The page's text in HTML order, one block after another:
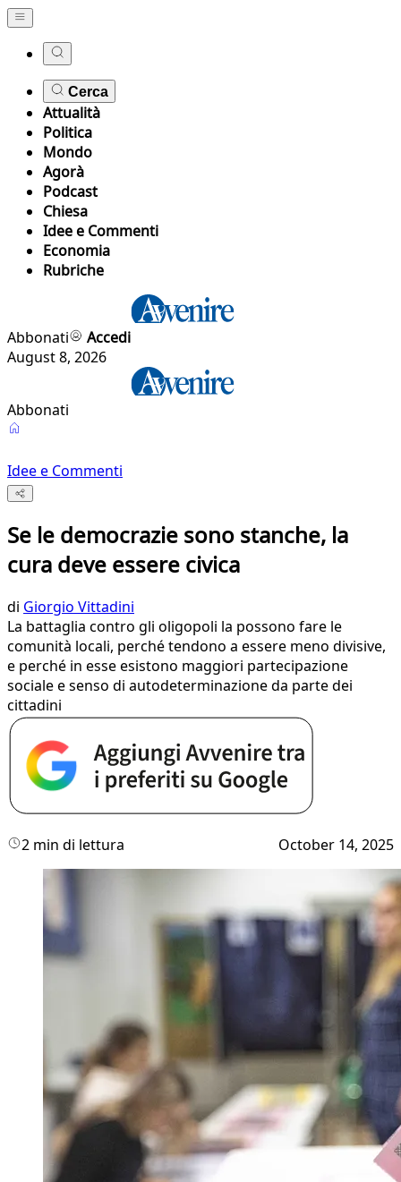
Cerca
Attualità
Politica
Mondo
Agorà
Podcast
Chiesa
Idee e Commenti
Economia
Rubriche
Abbonati
Accedi
August 8, 2026
Abbonati
Idee e Commenti
Se le democrazie sono stanche, la
cura deve essere civica
di Giorgio Vittadini
La battaglia contro gli oligopoli la possono fare le
comunità locali, perché tendono a essere meno divisive,
e perché in esse esistono maggiori partecipazione
sociale e senso di autodeterminazione da parte dei
cittadini
2 min di lettura October 14, 2025